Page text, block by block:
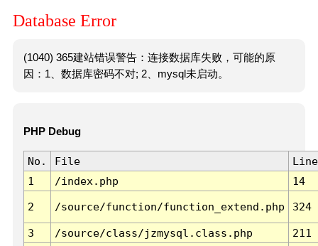
Database Error
(1040) 365建站错误警告：连接数据库失败，可能的原
因：1、数据库密码不对; 2、mysql未启动。
PHP Debug
No. File
Line
1
/index.php 14
2 /source/function/function_extend.php 324
3 /source/class/jzmysql.class.php
211